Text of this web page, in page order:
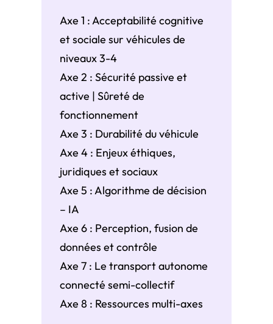
Axe 1 : Acceptabilité cognitive
et sociale sur véhicules de
niveaux 3-4
Axe 2 : Sécurité passive et
active | Sûreté de
fonctionnement
Axe 3 : Durabilité du véhicule
Axe 4 : Enjeux éthiques,
juridiques et sociaux
Axe 5 : Algorithme de décision
– IA
Axe 6 : Perception, fusion de
données et contrôle
Axe 7 : Le transport autonome
connecté semi-collectif
Axe 8 : Ressources multi-axes